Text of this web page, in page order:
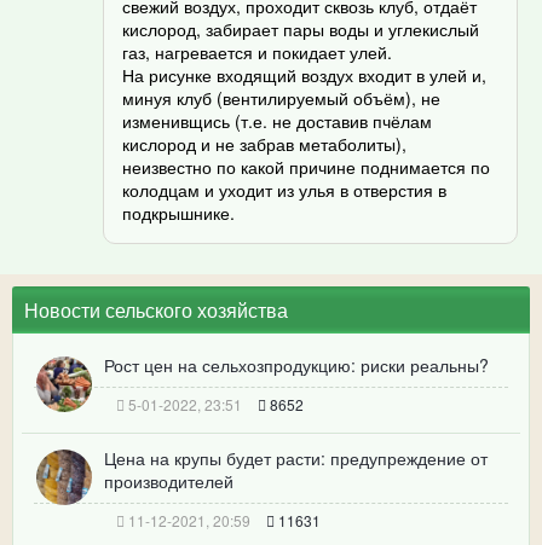
свежий воздух, проходит сквозь клуб, отдаёт
кислород, забирает пары воды и углекислый
газ, нагревается и покидает улей.
На рисунке входящий воздух входит в улей и,
минуя клуб (вентилируемый объём), не
изменивщись (т.е. не доставив пчёлам
кислород и не забрав метаболиты),
неизвестно по какой причине поднимается по
колодцам и уходит из улья в отверстия в
подкрышнике.
Новости сельского хозяйства
Рост цен на сельхозпродукцию: риски реальны?
5-01-2022, 23:51 8652
Цена на крупы будет расти: предупреждение от
производителей
11-12-2021, 20:59 11631